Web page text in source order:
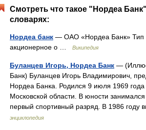
Смотреть что такое "Нордеа
словарях:
Нордеа банк — ОАО «Нордеа Банк» Тип
акционерное о …
Википедия
Буланцев Игорь, Нордеа Банк —
Банк) Буланцев Игорь Владимирович,
Нордеа Банка. Родился 9 июля 1969
Московской области. В юности
первый спортивный разряд. В 1986
энциклопедия